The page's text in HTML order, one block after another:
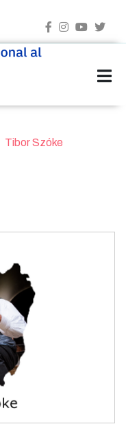
Tibor Szóke